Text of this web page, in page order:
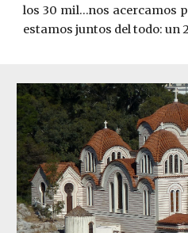
los 30 mil…nos acercamos
estamos juntos del todo: un